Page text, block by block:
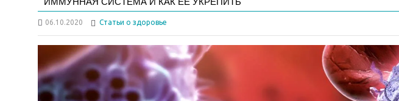
06.10.2020 Статьи о здоровье